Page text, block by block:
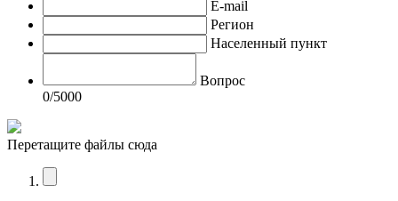
E-mail
Регион
Населенный пункт
Вопрос
0/5000
Перетащите файлы сюда